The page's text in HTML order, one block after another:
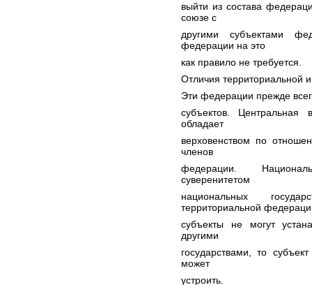
выйти из состава
союзе с
другими субъектами
федерации на это
как правило не требуется.
Отличия территориальной
Эти федерации прежде
субъектов. Центральная
обладает
верховенством по
членов
федерации.
суверенитетом
национальных
территориальной
субъекты не могут
другими
государствами, то
может
устроить.